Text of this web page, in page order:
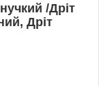
/Дріт
Дріт